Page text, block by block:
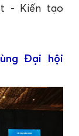
- Kiến tạo
Đại hội